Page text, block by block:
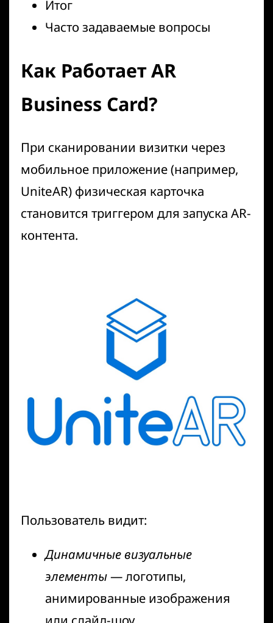
Итог
Часто задаваемые вопросы
Как Работает AR
Business Card?
При сканировании визитки через
мобильное приложение (например,
UniteAR) физическая карточка
становится триггером для запуска AR-
контента.
Пользователь видит:
Динамичные визуальные
элементы— логотипы,
анимированные изображения